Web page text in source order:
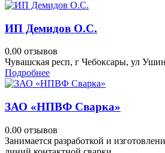
ИП Демидов О.С.
0.00 отзывов
Чувашская респ, г Чебоксары, ул
Подробнее
ЗАО «НПВФ Сварка»
0.00 отзывов
Занимается разработкой и